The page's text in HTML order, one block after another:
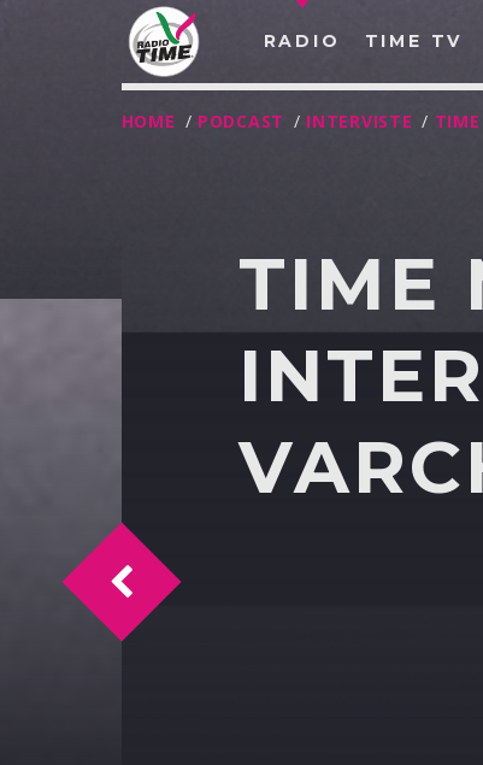
RADIO TIME TV
HOME / PODCAST / INTERVISTE /
TIME
Time Magazine intervista Cateno